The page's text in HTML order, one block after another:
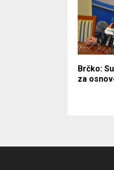
Brčko:
za